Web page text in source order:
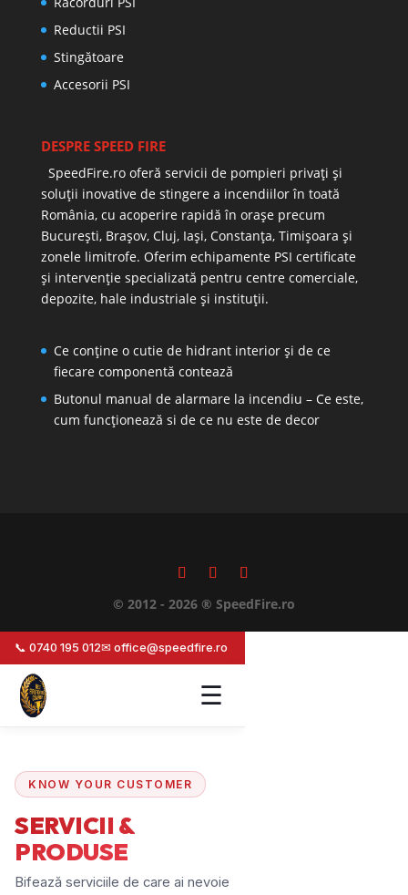
Reductii PSI
Stingătoare
Accesorii PSI
DESPRE SPEED FIRE
SpeedFire.ro oferă servicii de pompieri privați și
soluții inovative de stingere a incendiilor în toată
România, cu acoperire rapidă în orașe precum
București, Brașov, Cluj, Iași, Constanța, Timișoara și
zonele limitrofe. Oferim echipamente PSI certificate
și intervenție specializată pentru centre comerciale,
depozite, hale industriale și instituții.
Ce conține o cutie de hidrant interior și de ce
fiecare componentă contează
Butonul manual de alarmare la incendiu – Ce este,
cum funcționează si de ce nu este de decor
© 2012 - 2026 ® SpeedFire.ro